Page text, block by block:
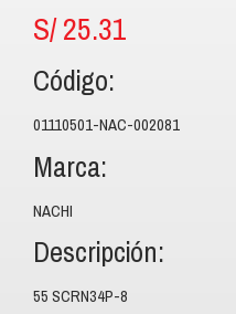
S/25.31
Código:
01110501-NAC-002081
Marca:
NACHI
Descripción:
55 SCRN34P-8